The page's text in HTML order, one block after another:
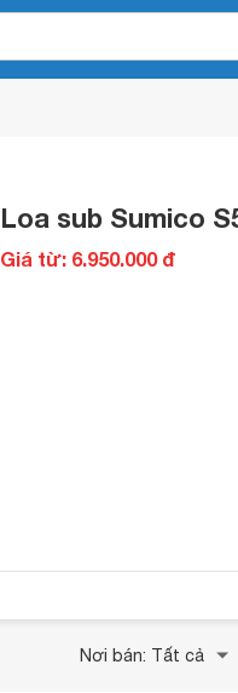
Loa sub Sumico
Giá từ: 6.950.000 đ
Nơi bán: Tất cả